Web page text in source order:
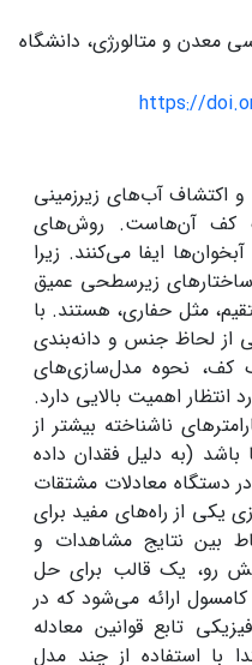
معدن و متالورژی، دانشگاه
https://
و اکتشاف آب‌های زیرزمینی
کف آن‌هاست. روش‌های
ایفا می‌کنند. زیرا
زیرسطحی عمیق
مثل حفاری، هستند. با
از لحاظ جنس و دانه‌بندی
نحوه مدل‌سازی‌های
انتظار اهمیت بالایی دارد.
ناشناخته بیشتر از
باشد (به دلیل فقدان داده
دستگاه معادلات مشتقات
یکی از راه‌های مفید برای
بین نتایج مشاهدات و
رو، یک قالب برای حل
کامسول ارائه می‌شود که در
تابع قوانین معادله
با استفاده از چند مدل